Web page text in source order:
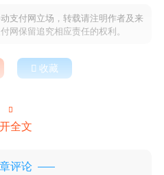
支付网立场，转载请注明作者及来
网保留追究相应责任的权利。
 收藏

全文
评论